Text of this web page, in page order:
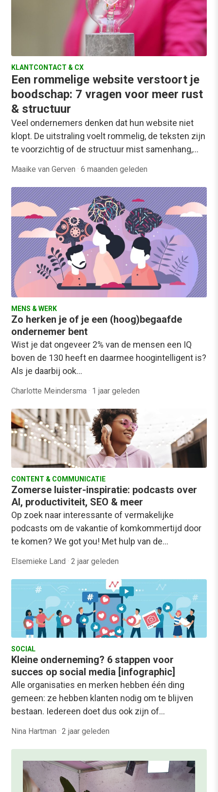
KLANTCONTACT & CX
Een rommelige website verstoort je
boodschap: 7 vragen voor meer rust
& structuur
Veel ondernemers denken dat hun website niet
klopt. De uitstraling voelt rommelig, de teksten zijn
te voorzichtig of de structuur mist samenhang,…
Maaike van Gerven · 6 maanden geleden
MENS & WERK
Zo herken je of je een (hoog)begaafde
ondernemer bent
Wist je dat ongeveer 2% van de mensen een IQ
boven de 130 heeft en daarmee hoogintelligent is?
Als je daarbij ook…
Charlotte Meindersma · 1 jaar geleden
CONTENT & COMMUNICATIE
Zomerse luister-inspiratie: podcasts over
AI, productiviteit, SEO & meer
Op zoek naar interessante of vermakelijke
podcasts om de vakantie of komkommertijd door
te komen? We got you! Met hulp van de…
Elsemieke Land · 2 jaar geleden
SOCIAL
Kleine onderneming? 6 stappen voor
succes op social media [infographic]
Alle organisaties en merken hebben één ding
gemeen: ze hebben klanten nodig om te blijven
bestaan. Iedereen doet dus ook zijn of…
Nina Hartman · 2 jaar geleden